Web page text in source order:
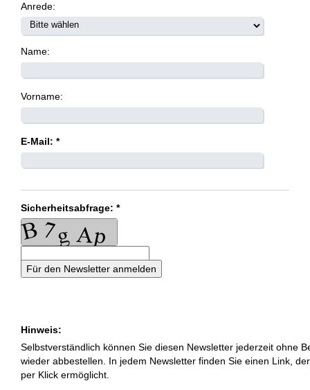
Anrede:
Name:
Vorname:
E-Mail: *
Sicherheitsabfrage: *
Hinweis:
Selbstverständlich können Sie diesen Newsletter jederzeit ohne
wieder abbestellen. In jedem Newsletter finden Sie einen Link,
per Klick ermöglicht.